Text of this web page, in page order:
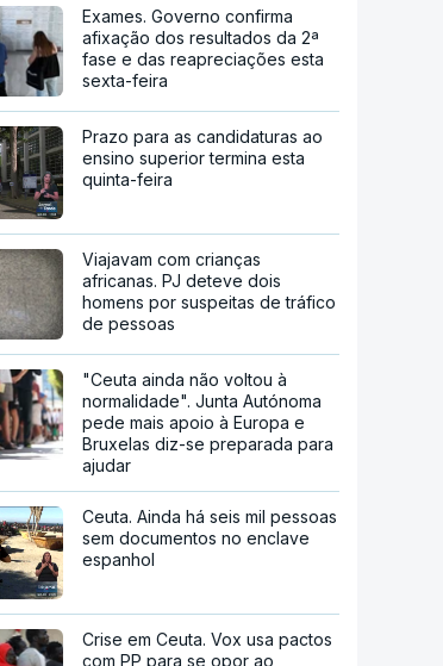
Exames. Governo confirma
afixação dos resultados da 2ª
fase e das reapreciações esta
sexta-feira
Prazo para as candidaturas ao
ensino superior termina esta
quinta-feira
Viajavam com crianças
africanas. PJ deteve dois
homens por suspeitas de tráfico
de pessoas
"Ceuta ainda não voltou à
normalidade". Junta Autónoma
pede mais apoio à Europa e
Bruxelas diz-se preparada para
ajudar
Ceuta. Ainda há seis mil pessoas
sem documentos no enclave
espanhol
Crise em Ceuta. Vox usa pactos
com PP para se opor ao